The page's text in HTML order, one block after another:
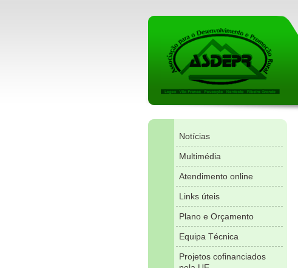
Notícias
Multimédia
Atendimento online
Links úteis
Plano e Orçamento
Equipa Técnica
Projetos cofinanciados